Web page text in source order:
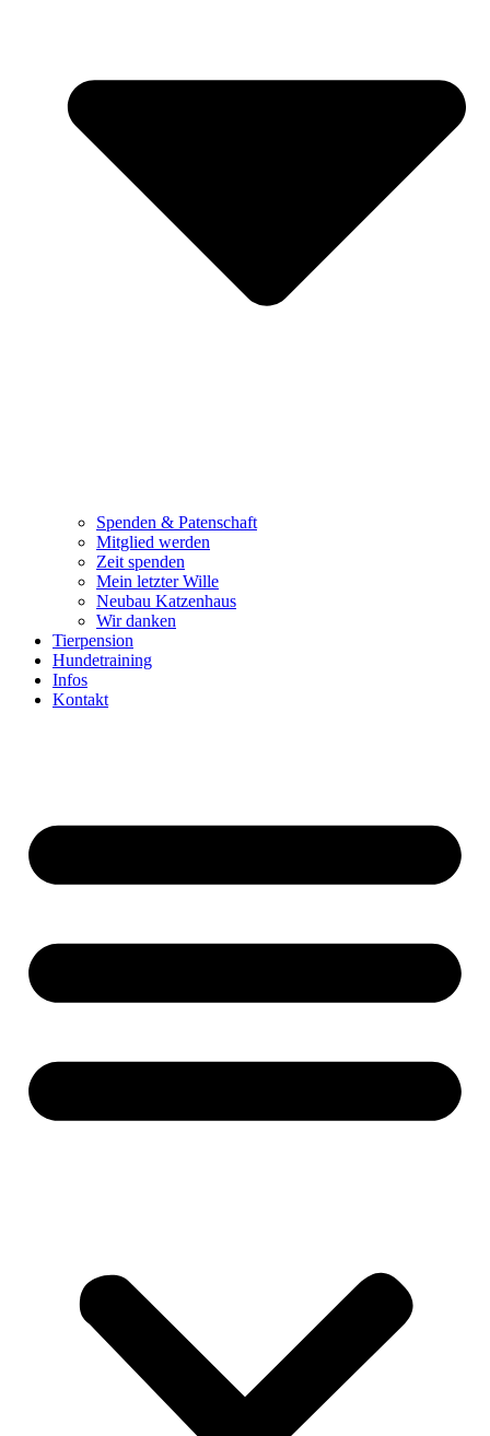
Spenden & Patenschaft
Mitglied werden
Zeit spenden
Mein letzter Wille
Neubau Katzenhaus
Wir danken
Tierpension
Hundetraining
Infos
Kontakt